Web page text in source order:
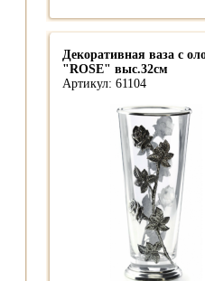
Декоративная ваза с
"ROSE" выс.32см
Артикул: 61104